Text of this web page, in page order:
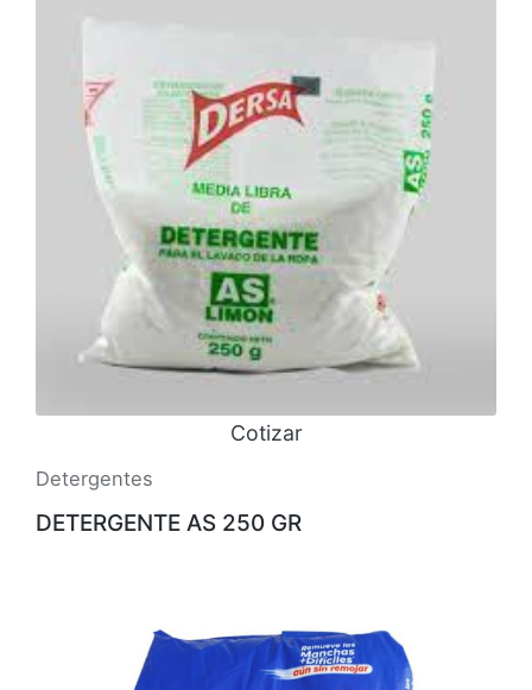
Cotizar
Detergentes
DETERGENTE AS 250 GR